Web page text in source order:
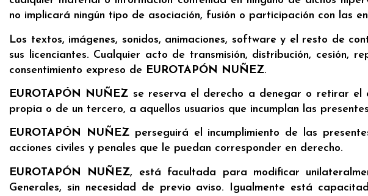
no implicará ningún tipo de asociación, fusión o participación con las
Los textos, imágenes, sonidos, animaciones, software y el resto de
sus licenciantes. Cualquier acto de transmisión, distribución, cesión,
consentimiento expreso de EUROTAPÓN NUÑEZ.
EUROTAPÓN NUÑEZ se reserva el derecho a denegar o retirar el
propia o de un tercero, a aquellos usuarios que incumplan las
EUROTAPÓN NUÑEZperseguirá el incumplimiento de las
acciones civiles y penales que le puedan corresponder en derecho.
EUROTAPÓN NUÑEZ, está facultada para modificar
Generales, sin necesidad de previo aviso. Igualmente está